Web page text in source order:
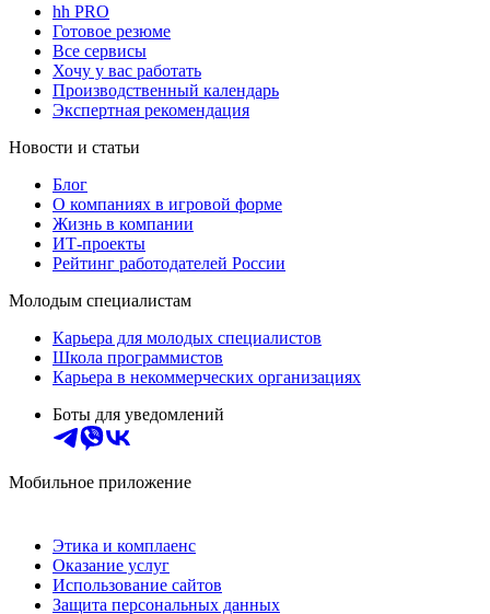
hh PRO
Готовое резюме
Все сервисы
Хочу у вас работать
Производственный календарь
Экспертная рекомендация
Новости и статьи
Блог
О компаниях в игровой форме
Жизнь в компании
ИТ-проекты
Рейтинг работодателей России
Молодым специалистам
Карьера для молодых специалистов
Школа программистов
Карьера в некоммерческих организациях
Боты для уведомлений
Мобильное приложение
Этика и комплаенс
Оказание услуг
Использование сайтов
Защита персональных данных